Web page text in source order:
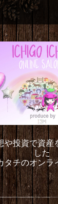
投資で資産
した
タチのオンラ